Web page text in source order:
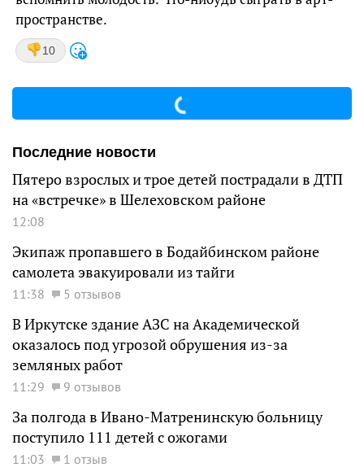
пространстве.
10
Последние новости
Пятеро взрослых и трое детей пострадали в ДТП
на «встречке» в Шелеховском районе
12:08
Экипаж пропавшего в Бодайбинском районе
самолета эвакуировали из тайги
11:38 5 отзывов
В Иркутске здание АЗС на Академической
оказалось под угрозой обрушения из-за
земляных работ
11:29 9 отзывов
За полгода в Ивано-Матренинскую больницу
поступило 111 детей с ожогами
11:03
1 отзыв